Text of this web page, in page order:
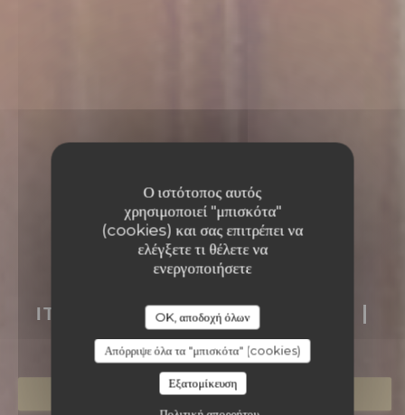
Ο ιστότοπος αυτός
χρησιμοποιεί "μπισκότα"
(cookies) και σας επιτρέπει να
ελέγξετε τι θέλετε να
ενεργοποιήσετε
OK, αποδοχή όλων
Απόρριψε όλα τα "μπισκότα" (cookies)
Εξατομίκευση
BUCA DI BACCO
ΙΤΑΛΙΚΌ ΓΚΟΥΡΜΈ ΕΣΤΙΑΤΌΡΙΟ |
BRUXELLES (SCHAERBEEK)
ΚΆΝΤΕ ΚΡΆΤΗΣΗ ΤΡΑΠΕΖΙΟΎ